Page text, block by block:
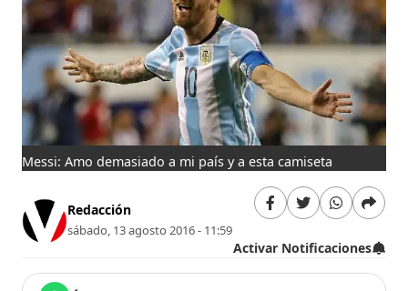
Messi: Amo demasiado a mi país y a esta camiseta
Redacción
sábado, 13 agosto 2016 - 11:59
Activar Notificaciones